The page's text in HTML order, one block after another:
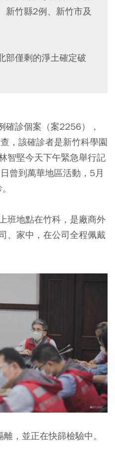
新竹縣2例、新竹市及
部僅剩的淨土確定破
確診個案（案2256），
，該確診者是新竹科學園
智堅今天下午緊急舉行記
曾到萬華地區活動，5月
班地點在竹科，是廠商外
、家中，在公司全程佩戴
，並正在快篩檢驗中。